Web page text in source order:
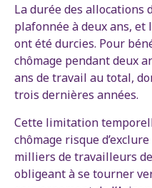
La durée des allocations
plafonnée à deux ans, et
ont été durcies. Pour
chômage pendant deux
ans de travail au total,
trois dernières années.
Cette limitation
chômage risque
milliers de travailleurs
obligeant à se tourner